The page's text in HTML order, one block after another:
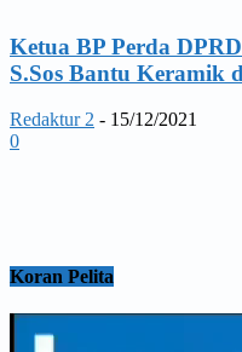
Ketua BP Perda
S.Sos Bantu Keramik
Redaktur 2 - 15/12/2021
0
Koran Pelita